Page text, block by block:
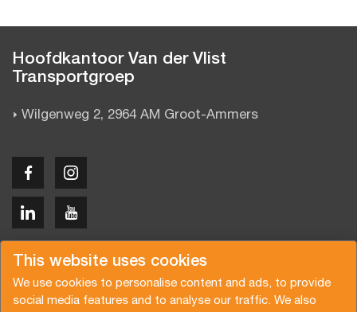
This website uses cookies
We use cookies to personalise content and ads, to provide
social media features and to analyse our traffic. We also
Hoofdkantoor Van der Vlist
Transportgroep
Wilgenweg 2, 2964 AM Groot-Ammers
Copyright © 2026 Van der Vlist